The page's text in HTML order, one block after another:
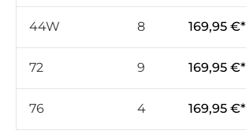
44W 8 169,95 €*
72 9 169,95 €*
76 4 169,95 €*